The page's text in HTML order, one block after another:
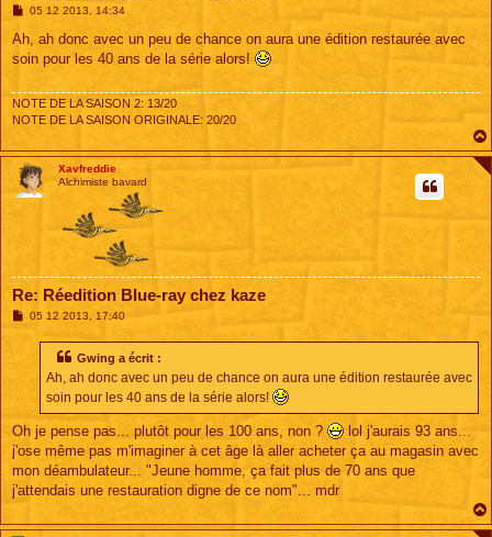
M
s
a
05 12 2013, 14:34
Ah, ah donc avec un peu de chance on aura une édition restaurée avec
soin pour les 40 ans de la série alors!
NOTE DE LA SAISON 2: 13/20
NOTE DE LA SAISON ORIGINALE: 20/20
Xavfreddie
Alchimiste bavard
Re: Réedition Blue-ray chez kaze
M05 12 2013, 17:40
Gwing a écrit :
Ah, ah donc avec un peu de chance on aura une édition restaurée avec
soin pour les 40 ans de la série alors!
Oh je pense pas... plutôt pour les 100 ans, non ?
lol j'aurais 93 ans...
j'ose même pas m'imaginer à cet âge là aller acheter ça au magasin avec
mon déambulateur... "Jeune homme, ça fait plus de 70 ans que
j'attendais une restauration digne de ce nom"... mdr